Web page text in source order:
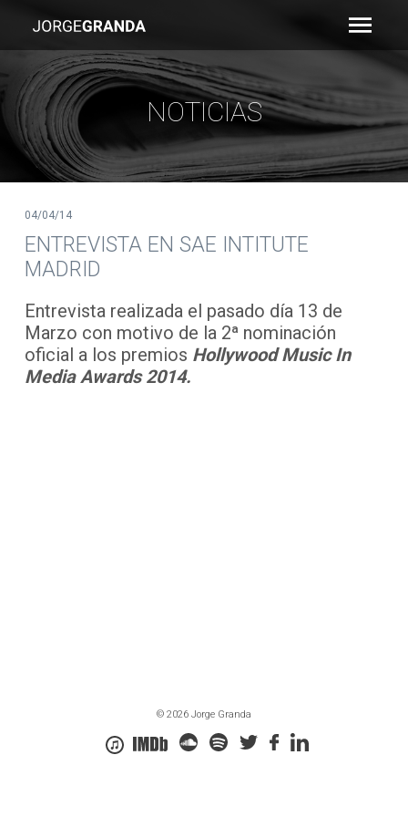
NOTICIAS
04/04/14
ENTREVISTA EN SAE INTITUTE
MADRID
Entrevista realizada el pasado día 13 de
Marzo con motivo de la 2ª nominación
oficial a los premios Hollywood Music In
Media Awards 2014.
© 2026 Jorge Granda